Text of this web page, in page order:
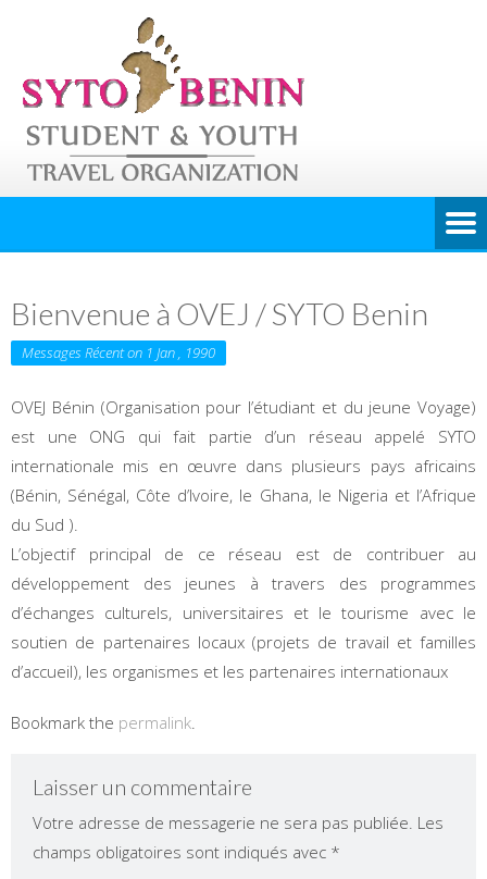
Bienvenue à OVEJ / SYTO Benin
Messages Récent on 1 Jan , 1990
OVEJ Bénin (Organisation pour l’étudiant et du jeune Voyage)
est une ONG qui fait partie d’un réseau appelé SYTO
internationale mis en œuvre dans plusieurs pays africains
(Bénin, Sénégal, Côte d’Ivoire, le Ghana, le Nigeria et l’Afrique
du Sud ).
L’objectif principal de ce réseau est de contribuer au
développement des jeunes à travers des programmes
d’échanges culturels, universitaires et le tourisme avec le
soutien de partenaires locaux (projets de travail et familles
d’accueil), les organismes et les partenaires internationaux
Bookmark the permalink.
Laisser un commentaire
Votre adresse de messagerie ne sera pas publiée. Les
champs obligatoires sont indiqués avec *